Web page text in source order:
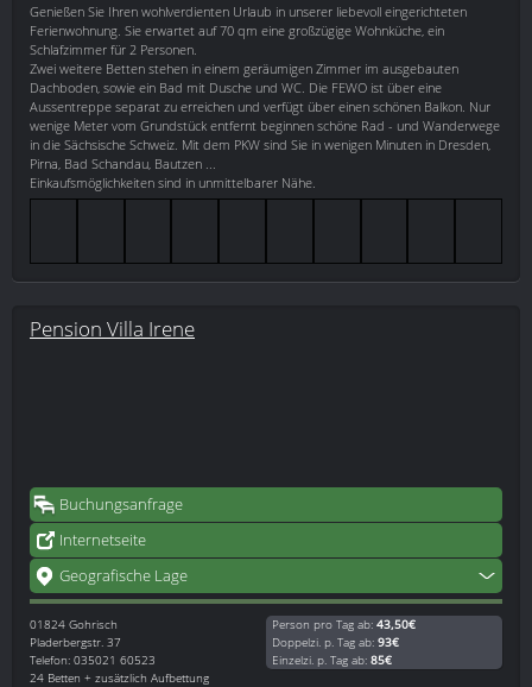
Genießen Sie Ihren wohlverdienten Urlaub in unserer liebevoll eingerichteten
Ferienwohnung. Sie erwartet auf 70 qm eine großzügige Wohnküche, ein
Schlafzimmer für 2 Personen.
Zwei weitere Betten stehen in einem geräumigen Zimmer im ausgebauten
Dachboden, sowie ein Bad mit Dusche und WC. Die FEWO ist über eine
Aussentreppe separat zu erreichen und verfügt über einen schönen Balkon. Nur
wenige Meter vom Grundstück entfernt beginnen schöne Rad - und Wanderwege
in die Sächsische Schweiz. Mit dem PKW sind Sie in wenigen Minuten in Dresden,
Pirna, Bad Schandau, Bautzen ...
Einkaufsmöglichkeiten sind in unmittelbarer Nähe.
Pension Villa Irene
Buchungsanfrage
Internetseite
Geografische Lage
01824 Gohrisch
Pladerbergstr. 37
Telefon: 035021 60523
24 Betten + zusätzlich Aufbettung
Person pro Tag ab: 43,50€
Doppelzi. p. Tag ab: 93€
Einzelzi. p. Tag ab: 85€